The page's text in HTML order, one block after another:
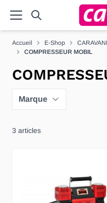
Accueil E-Shop
COMPRESSEUR MOBIL
Marque
3 articles